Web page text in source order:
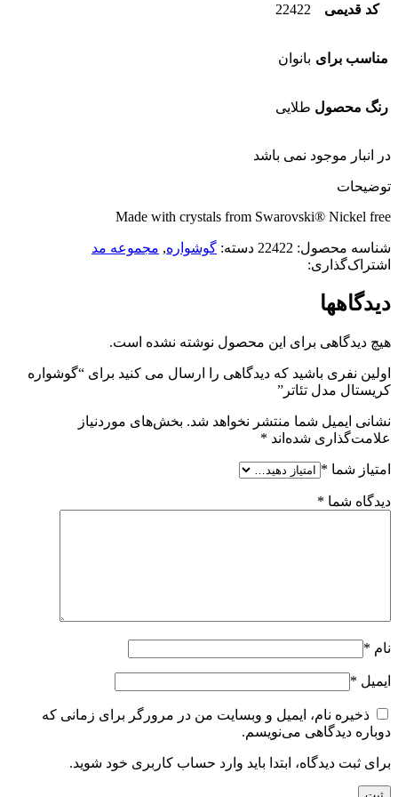
کد قدیمی 22422
مناسب برای بانوان
رنگ محصول طلایی
در انبار موجود نمی باشد
توضیحات
Made with crystals from Swarovski® Nickel free
شناسه محصول: 22422 دسته: گوشواره, مجموعه مد
اشتراک‌گذاری:
دیدگاهها
هیچ دیدگاهی برای این محصول نوشته نشده است.
اولین نفری باشید که دیدگاهی را ارسال می کنید برای “گوشواره
کریستال مدل تئاتر”
نشانی ایمیل شما منتشر نخواهد شد. بخش‌های موردنیاز
علامت‌گذاری شده‌اند *
امتیاز شما *
دیدگاه شما *
نام *
ایمیل *
ذخیره نام، ایمیل و وبسایت من در مرورگر برای زمانی که
دوباره دیدگاهی می‌نویسم.
برای ثبت دیدگاه، ابتدا باید وارد حساب کاربری خود شوید.